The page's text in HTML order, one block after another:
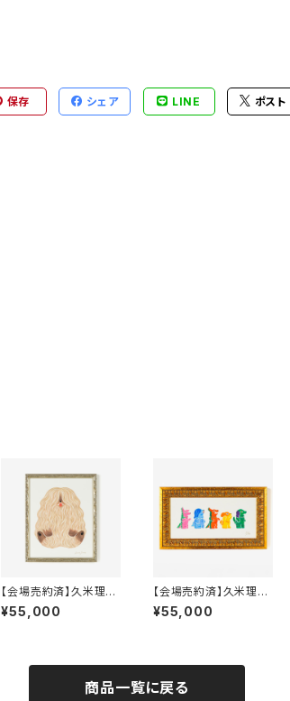
保存 シェア LINE ポスト
【会場売約済】久米理絵
原画３ 「MOFUN DO
G」 額装込み
¥55,000
【会場売約済】久米理絵
原画５ 「KAIJU DOGS
colorful」 額装込み
¥55,000
商品一覧に戻る